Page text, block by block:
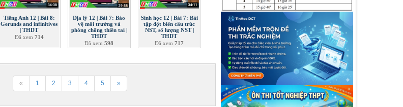
Tiếng Anh 12 | Bài 8:
Gerunds and infinitives
| THDT
Đã xem 714
Địa lý 12 | Bài 7: Bảo
vệ môi trường và
phòng chống thiên tai |
THDT
Đã xem598
Sinh học 12 | Bài 7: Bài
tập đột biến cấu trúc
NST, số lượng NST |
THDT
Đã xem717
« 1 2 3 4 5 »